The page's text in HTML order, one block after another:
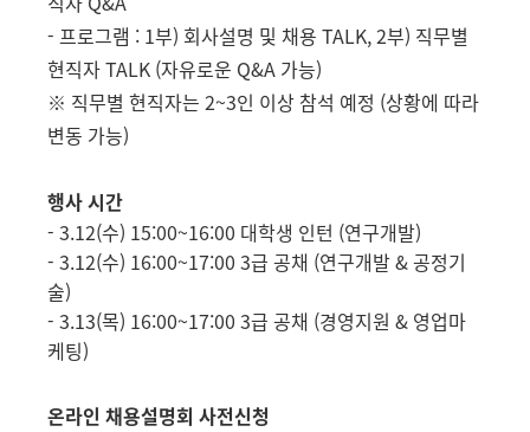
- 프로그램 : 1부) 회사설명 및 채용 TALK, 2부) 직무별
현직자 TALK (자유로운 Q&A 가능)
※ 직무별 현직자는 2~3인 이상 참석 예정 (상황에 따라
변동 가능)
행사 시간
- 3.12(수) 15:00~16:00 대학생 인턴 (연구개발)
- 3.12(수) 16:00~17:00 3급 공채 (연구개발 & 공정기
술)
- 3.13(목) 16:00~17:00 3급 공채 (경영지원 & 영업마
케팅)
온라인 채용설명회 사전신청